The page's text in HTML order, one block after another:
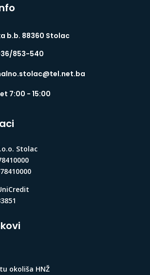
b.b. 88360 Stolac
853-540
7:00 - 15:00
Stolac
okoliša HNŽ